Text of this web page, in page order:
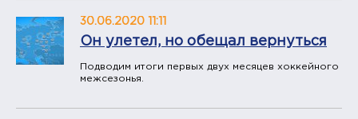
30.06.2020 11:11
Он улетел, но обещал вернуться
Подводим итоги первых двух месяцев хоккейного
межсезонья.